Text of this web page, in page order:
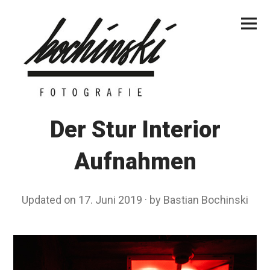
Menu
Der Stur Interior
Aufnahmen
Updated on 17. Juni 2019 2
D
e
z
by Bastian Bochinski